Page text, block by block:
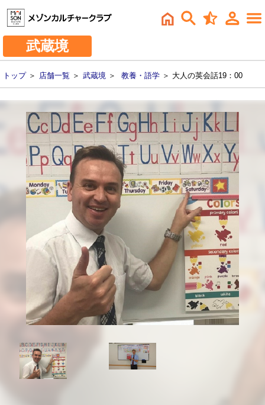
武蔵境
トップ＞ 店舗一覧 ＞ 武蔵境 ＞ 教養・語学 ＞ 大人の英会話19：00